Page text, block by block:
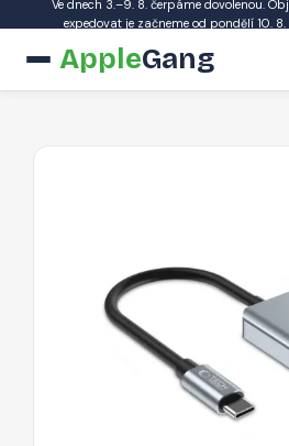
Ve dnech 3.–9. 8. čerpáme dovolenou.
expedovat je začneme od pondělí 10.
AppleGang